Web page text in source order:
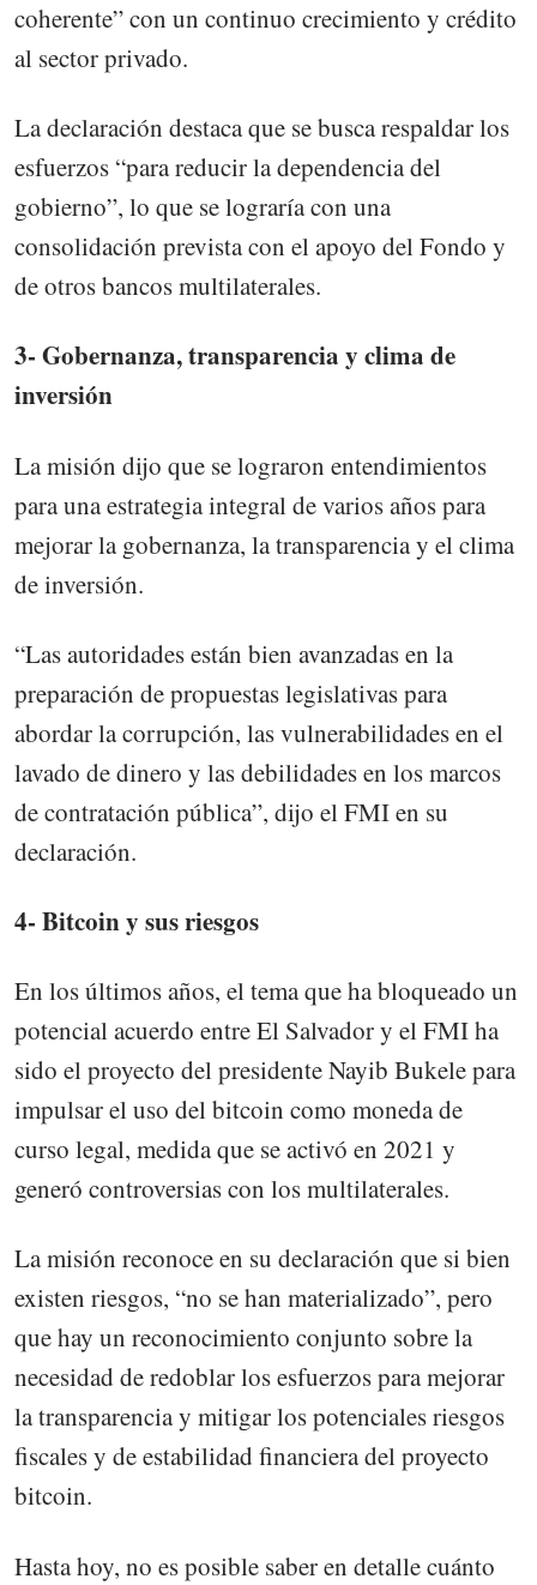
coherente” con un continuo crecimiento y crédito
al sector privado.
La declaración destaca que se busca respaldar los
esfuerzos “para reducir la dependencia del
gobierno”, lo que se lograría con una
consolidación prevista con el apoyo del Fondo y
de otros bancos multilaterales.
3- Gobernanza, transparencia y clima de
inversión
La misión dijo que se lograron entendimientos
para una estrategia integral de varios años para
mejorar la gobernanza, la transparencia y el clima
de inversión.
“Las autoridades están bien avanzadas en la
preparación de propuestas legislativas para
abordar la corrupción, las vulnerabilidades en el
lavado de dinero y las debilidades en los marcos
de contratación pública”, dijo el FMI en su
declaración.
4- Bitcoin y sus riesgos
En los últimos años, el tema que ha bloqueado un
potencial acuerdo entre El Salvador y el FMI ha
sido el proyecto del presidente Nayib Bukele para
impulsar el uso del bitcoin como moneda de
curso legal, medida que se activó en 2021 y
generó controversias con los multilaterales.
La misión reconoce en su declaración que si bien
existen riesgos, “no se han materializado”, pero
que hay un reconocimiento conjunto sobre la
necesidad de redoblar los esfuerzos para mejorar
la transparencia y mitigar los potenciales riesgos
fiscales y de estabilidad financiera del proyecto
bitcoin.
Hasta hoy, no es posible saber en detalle cuánto